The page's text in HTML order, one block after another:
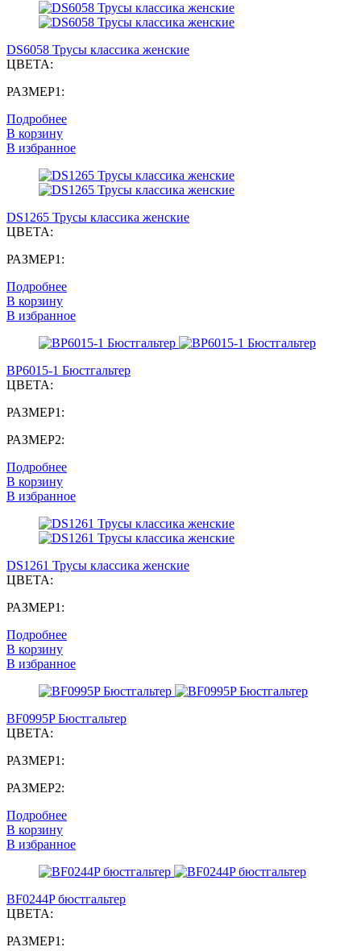
DS6058 Трусы классика женские
ЦВЕТА:
РАЗМЕР1:
Подробнее
В корзину
В избранное
DS1265 Трусы классика женские
ЦВЕТА:
РАЗМЕР1:
Подробнее
В корзину
В избранное
BP6015-1 Бюстгальтер
ЦВЕТА:
РАЗМЕР1:
РАЗМЕР2:
Подробнее
В корзину
В избранное
DS1261 Трусы классика женские
ЦВЕТА:
РАЗМЕР1:
Подробнее
В корзину
В избранное
BF0995P Бюстгальтер
ЦВЕТА:
РАЗМЕР1:
РАЗМЕР2:
Подробнее
В корзину
В избранное
BF0244P бюстгальтер
ЦВЕТА:
РАЗМЕР1: